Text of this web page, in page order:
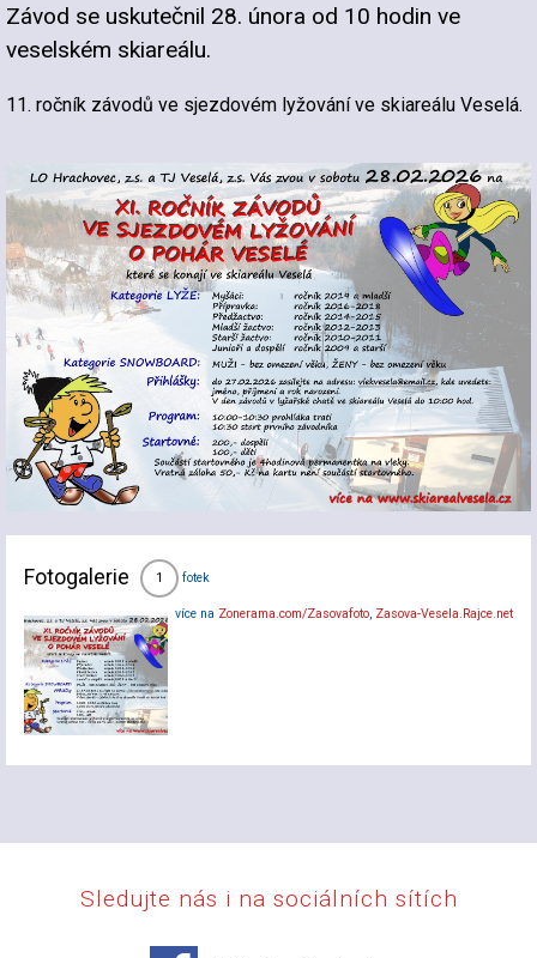
Nadpis článku
Závod se uskutečnil 28. února od 10 hodin ve
veselském skiareálu.
11. ročník závodů ve sjezdovém lyžování ve skiareálu Veselá.
Fotogalerie 1 fotek
více na Zonerama.com/Zasovafoto, Zasova-Vesela.Rajce.net
Sledujte nás i na sociálních sítích